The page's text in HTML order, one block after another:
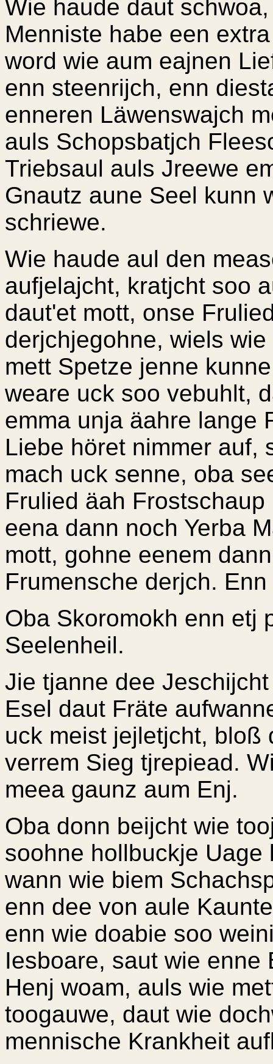
Wie haude daut
Menniste habe een
word wie aum eajnen
enn steenrijch, enn
enneren Läwenswajch
auls Schopsbatjch
Triebsaul auls Jreewe
Gnautz aune Seel kunn
schriewe.
Wie haude aul den
aufjelajcht, kratjcht soo
daut'et mott, onse
derjchjegohne, wiels
mett Spetze jenne
weare uck soo vebuhlt,
emma unja äahre lange
Liebe höret nimmer auf,
mach uck senne, oba
Frulied äah
eena dann noch Yerba
mott, gohne eenem
Frumensche derjch.
Oba Skoromokh enn etj
Seelenheil.
Jie tjanne dee
Esel daut Fräte
uck meist jejletjcht, bloß
verrem Sieg tjrepiead.
meea gaunz aum Enj.
Oba donn beijcht wie
soohne hollbuckje Uage
wann wie biem
enn dee von aule
enn wie doabie soo
Iesboare, saut wie enne
Henj woam, auls wie
toogauwe, daut wie
mennische Krankheit